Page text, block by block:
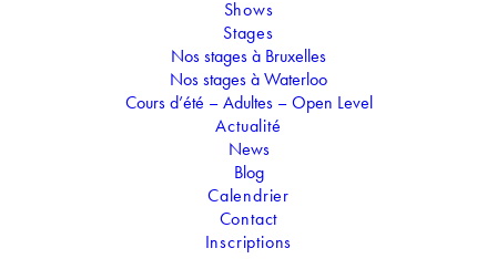
Shows
Stages
Nos stages à Bruxelles
Nos stages à Waterloo
Cours d’été – Adultes – Open Level
Actualité
News
Blog
Calendrier
Contact
Inscriptions
Transforme toi en lutin et emmène-nous dans ton
monde où les fées, les papillons, les licornes et bien
d'autres créatures cohabitent.
(Toute la journée)